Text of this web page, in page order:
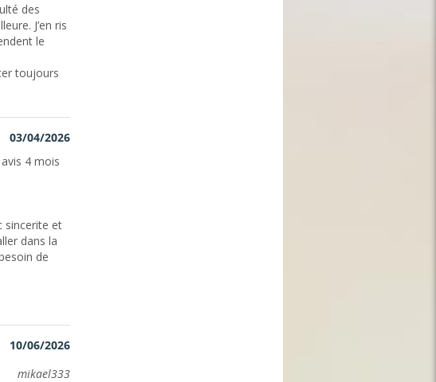
des
J’en ris
le
toujours
03/04/2026
avis 4 mois
sincerite et
dans la
de
10/06/2026
mikael333